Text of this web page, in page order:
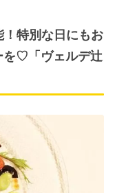
特別な日にもお
を♡「ヴェルデ辻